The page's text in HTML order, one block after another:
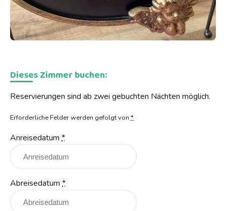
Dieses Zimmer buchen:
Reservierungen sind ab zwei gebuchten Nächten möglich.
Erforderliche Felder werden gefolgt von *
Anreisedatum *
Abreisedatum *